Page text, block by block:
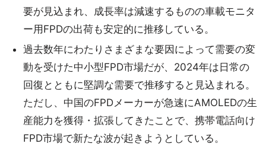
要が見込まれ、成長率は減速するものの車載モニタ
ー用FPDの出荷も安定的に推移している。
過去数年にわたりさまざまな要因によって需要の変
動を受けた中小型FPD市場だが、2024年は日常の
回復とともに堅調な需要で推移すると見込まれる。
ただし、中国のFPDメーカーが急速にAMOLEDの生
産能力を獲得・拡張してきたことで、携帯電話向け
FPD市場で新たな波が起きようとしている。